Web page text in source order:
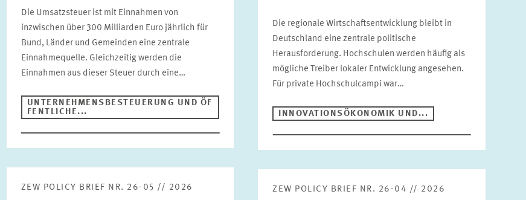
KOMMUNIKATION PRESSE UND REDAKTION
DESIGN
Die Umsatzsteuer ist mit Einnahmen von
inzwischen über 300 Milliarden Euro jährlich für
Bund, Länder und Gemeinden eine zentrale
Einnahmequelle. Gleichzeitig werden die
Einnahmen aus dieser Steuer durch eine…
UNTERNEHMENSBESTEUERUNG UND ÖF
FENTLICHE...
Die regionale Wirtschaftsentwicklung bleibt in
Deutschland eine zentrale politische
Herausforderung. Hochschulen werden häufig als
mögliche Treiber lokaler Entwicklung angesehen.
Für private Hochschulcampi war…
INNOVATIONSÖKONOMIK UND...
ZEW POLICY BRIEF NR. 26-05 // 2026 ZEW POLICY BRIEF NR. 26-04 // 2026